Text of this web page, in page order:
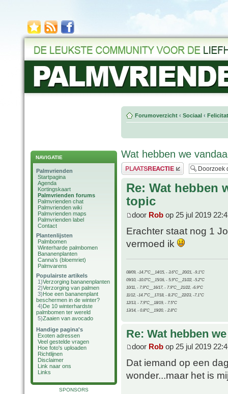
NAVIGATIE
Palmvrienden
Startpagina
Agenda
Kortingskaart
Palmvrienden forums
Palmvrienden chat
Palmvrienden wiki
Palmvrienden maps
Palmvrienden label
Contact
Plantenlijsten
Palmbomen
Winterharde palmbomen
Bananenplanten
Canna's (bloemriet)
Palmvarens
Populairste artikels
1)Verzorging bananenplanten
2)Verzorging van palmen
3)Hoe een bananenplant
beschermen in de winter?
4)De 10 winterhardste
palmbomen ter wereld
5)Zaaien van avocado
Handige pagina's
Exoten adressen
Veel gestelde vragen
Hoe foto's uploaden
Richtlijnen
Disclaimer
Link naar ons
Links
SPONSORS
Forumoverzicht ‹ Sociaal ‹
Wat hebben we
Plaats een reactie
Re: Wat hebben
topic
door Rob op 25 jul 2019
Erachter staat nog 1
vermoed ik
08/09, -14.7°C__14/15, - 3.6°C__20/21, -9.1°C
09/10, -10.0°C__15/16, - 5.9°C__21/22, -5.2°C
10/11, - 7.9°C__16/17, - 7.9°C__21/22, -6.9°C
11/12, -14.7°C__17/18, - 8.3°C__22/23, -7.1°C
12/13, - 7.9°C__18/19, - 7.5°C
13/14, - 0.8°C__19/20, - 2.8°C
Re: Wat hebben
door Rob op 25 jul 2019
Dat iemand op een
wonder...maar het is